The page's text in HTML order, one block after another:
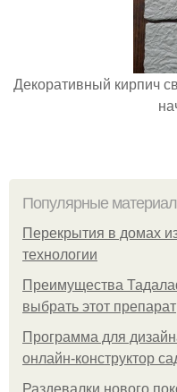
Декоративный кирпич
Популярные
Перекрытия в домах
технологии
Преимущества
выбрать этот препарат
Программа для
онлайн-конструктор
Раздевалки нового